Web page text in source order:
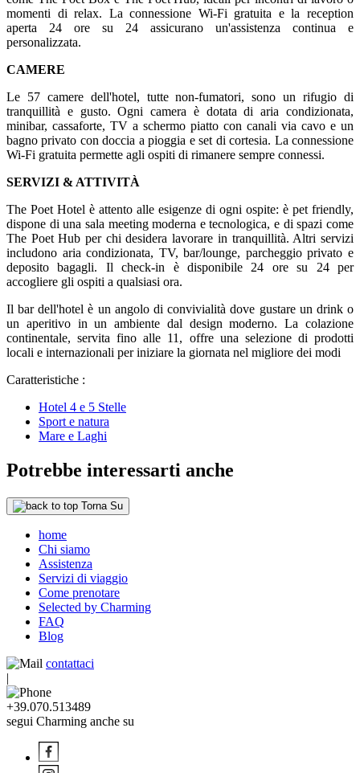
momenti di relax. La connessione Wi-Fi gratuita e la reception
aperta 24 ore su 24 assicurano un'assistenza continua e
personalizzata.
CAMERE
Le 57 camere dell'hotel, tutte non-fumatori, sono un rifugio di
tranquillità e gusto. Ogni camera è dotata di aria condizionata,
minibar, cassaforte, TV a schermo piatto con canali via cavo e un
bagno privato con doccia a pioggia e set di cortesia. La connessione
Wi-Fi gratuita permette agli ospiti di rimanere sempre connessi.
SERVIZI & ATTIVITÀ
The Poet Hotel è attento alle esigenze di ogni ospite: è pet friendly,
dispone di una sala meeting moderna e tecnologica, e di spazi come
The Poet Hub per chi desidera lavorare in tranquillità. Altri servizi
includono aria condizionata, TV, bar/lounge, parcheggio privato e
deposito bagagli. Il check-in è disponibile 24 ore su 24 per
accogliere gli ospiti a qualsiasi ora.
Il bar dell'hotel è un angolo di convivialità dove gustare un drink o
un aperitivo in un ambiente dal design moderno. La colazione
continentale, servita fino alle 11, offre una selezione di prodotti
locali e internazionali per iniziare la giornata nel migliore dei modi
Caratteristiche :
Hotel 4 e 5 Stelle
Sport e natura
Mare e Laghi
Potrebbe interessarti anche
Torna Su
home
Chi siamo
Assistenza
Servizi di viaggio
Come prenotare
Selected by Charming
FAQ
Blog
contattaci
|
+39.070.513489
segui Charming anche su